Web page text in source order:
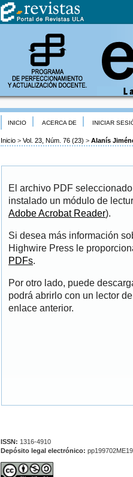
INICIO ACERCA DE INICIAR
Inicio > Vol. 23, Núm. 76 (23) > Alanís
El archivo PDF
instalado un módulo de
Adobe Acrobat Reader).
Si desea más información
Highwire Press le
PDFs.
Por otro lado, puede
podrá abrirlo con un lector
enlace anterior.
ISSN: 1316-4910
Depósito legal electrónico: